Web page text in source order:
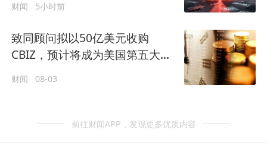
财闻 5小时前
致同顾问拟以50亿美元收购
CBIZ，预计将成为美国第五大专
财闻 08-03
前往财闻APP，发现更多优质内容